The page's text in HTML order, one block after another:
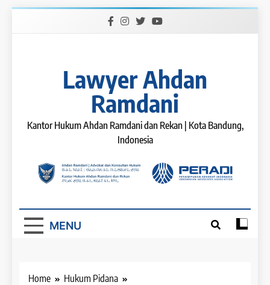
Lawyer Ahdan
Ramdani
Kantor Hukum Ahdan Ramdani dan Rekan | Kota Bandung,
Indonesia
MENU
Home
Hukum Pidana